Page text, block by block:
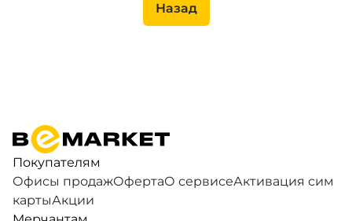
Назад
Покупателям
Офисы продажОфертаО сервисеАктивация сим
картыАкции